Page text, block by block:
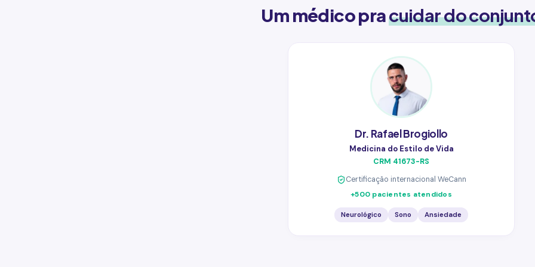
Um médico pracuidar do
Dr. Rafael Brogiollo
Medicina do Estilo de Vida
CRM 41673-RS
Certificação internacional WeCann
+500 pacientes atendidos
Neurológico Sono Ansiedade